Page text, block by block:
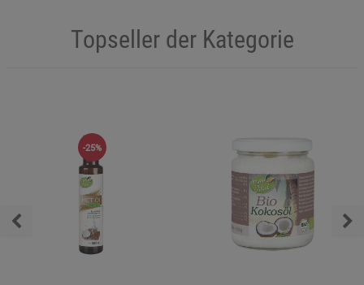
Topseller der Kategorie
-25%